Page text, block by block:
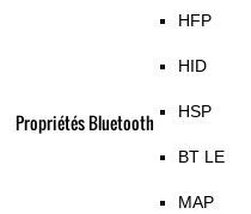
Propriétés Bluetooth
HFP
HID
HSP
BT LE
MAP